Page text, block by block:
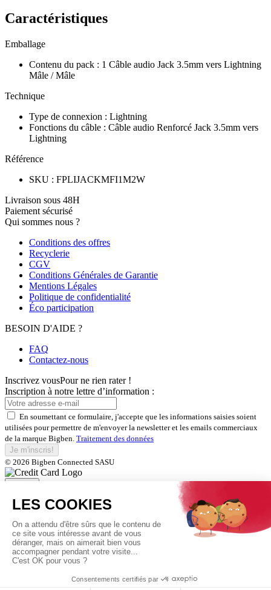
Caractéristiques
Emballage
Contenu du pack : 1 Câble audio Jack 3.5mm vers Lightning
Mâle / Mâle
Technique
Type de connexion : Lightning
Fonctions du câble : Câble audio Renforcé Jack 3.5mm vers
Lightning
Référence
SKU : FPLIJACKMFI1M2W
Livraison sous 48H
Paiement sécurisé
Qui sommes nous ?
Conditions des offres
Recyclerie
CGV
Conditions Générales de Garantie
Mentions Légales
Politique de confidentialité
Éco participation
BESOIN D'AIDE ?
FAQ
Contactez-nous
Inscrivez vousPour ne rien rater !
Inscription à notre lettre d’information :
En soumettant ce formulaire, j'accepte que les informations saisies soient
utilisées pour permettre de m'envoyer la newsletter et les emails commerciaux
de la marque Bigben. Traitement des données
Je m'inscris!
© 2026 Bigben Connected SASU
Fermer
Inscrivez-vous et bénéficiez de
nos offres exclusives
En soumettant ce formulaire, j'accepte que les informations saisies soient
utilisées pour permettre de m'envoyer la newsletter et les emails commerciaux